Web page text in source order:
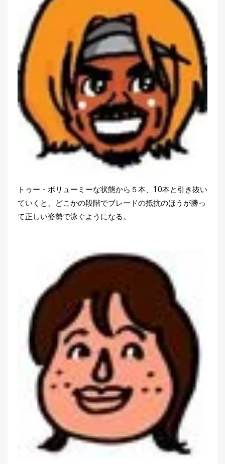
トゥー・ボリューミーな状態から５本、10本と引き抜い
ていくと、どこかの段階でブレードの抵抗のほうが勝っ
て正しい姿勢で泳ぐようになる。